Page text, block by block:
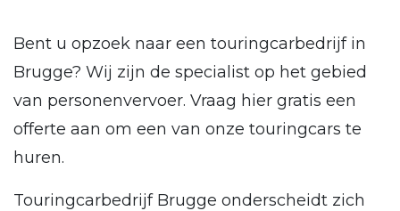
Bent u opzoek naar een touringcarbedrijf in
Brugge? Wij zijn de specialist op het gebied
van personenvervoer. Vraag hier gratis een
offerte aan om een van onze touringcars te
huren.
Touringcarbedrijf Brugge onderscheidt zich